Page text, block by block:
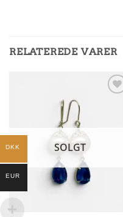
RELATEREDE VARER
SOLGT
DKK
EUR